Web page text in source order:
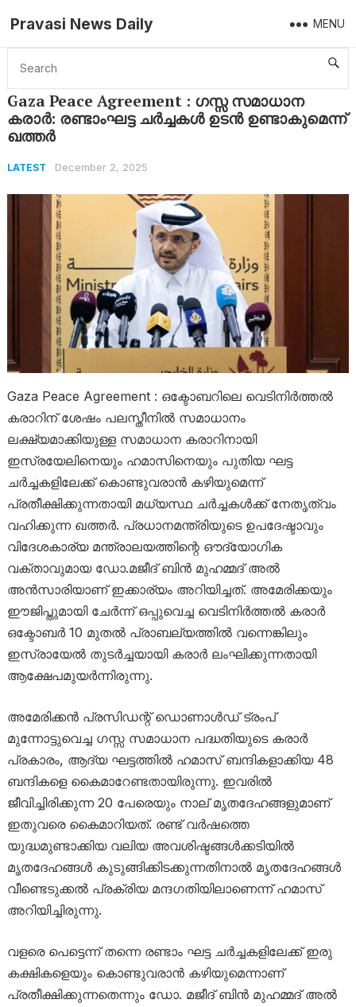
Pravasi News Daily MENU
Home Latest Gaza Peace Agreement : ഗസ്സ സമാധാന കരാർ: രണ്ടാംഘട്ട ചർച്ചകൾ ഉടൻ ഉണ്ടാകുമെന്ന് ഖത്തർ
Gaza Peace Agreement : ഗസ്സ സമാധാന
കരാർ: രണ്ടാംഘട്ട ചർച്ചകൾ ഉടൻ ഉണ്ടാകുമെന്ന്
ഖത്തർ
LATEST December 2, 2025
Gaza Peace Agreement : ഒക്ടോബറിലെ വെടിനിർത്തൽ
കരാറിന് ശേഷം പലസ്തീനിൽ സമാധാനം
ലക്ഷ്യമാക്കിയുള്ള സമാധാന കരാറിനായി
ഇസ്രയേലിനെയും ഹമാസിനെയും പുതിയ ഘട്ട
ചർച്ചകളിലേക്ക് കൊണ്ടുവരാൻ കഴിയുമെന്ന്
പ്രതീക്ഷിക്കുന്നതായി മധ്യസ്ഥ ചർച്ചകൾക്ക് നേതൃത്വം
വഹിക്കുന്ന ഖത്തർ. പ്രധാനമന്ത്രിയുടെ ഉപദേഷ്ടാവും
വിദേശകാര്യ മന്ത്രാലയത്തിന്റെ ഔദ്യോഗിക
വക്താവുമായ ഡോ.മജീദ് ബിൻ മുഹമ്മദ് അൽ
അൻസാരിയാണ് ഇക്കാര്യം അറിയിച്ചത്. അമേരിക്കയും
ഈജിപ്തുമായി ചേർന്ന് ഒപ്പുവെച്ച വെടിനിർത്തൽ കരാർ
ഒക്ടോബർ 10 മുതൽ പ്രാബല്യത്തിൽ വന്നെങ്കിലും
ഇസ്രായേൽ തുടർച്ചയായി കരാർ ലംഘിക്കുന്നതായി
ആക്ഷേപമുയർന്നിരുന്നു.
അമേരിക്കൻ പ്രസിഡന്റ് ഡൊണാൾഡ് ട്രംപ്
മുന്നോട്ടുവെച്ച ഗസ്സ സമാധാന പദ്ധതിയുടെ കരാർ
പ്രകാരം, ആദ്യ ഘട്ടത്തിൽ ഹമാസ് ബന്ദികളാക്കിയ 48
ബന്ദികളെ കൈമാറേണ്ടതായിരുന്നു. ഇവരിൽ
ജീവിച്ചിരിക്കുന്ന 20 പേരെയും നാല് മൃതദേഹങ്ങളുമാണ്
ഇതുവരെ കൈമാറിയത്. രണ്ട് വർഷത്തെ
യുദ്ധമുണ്ടാക്കിയ വലിയ അവശിഷ്ടങ്ങൾക്കടിയിൽ
മൃതദേഹങ്ങൾ കുടുങ്ങിക്കിടക്കുന്നതിനാൽ മൃതദേഹങ്ങൾ
വീണ്ടെടുക്കൽ പ്രക്രിയ മന്ദഗതിയിലാണെന്ന് ഹമാസ്
അറിയിച്ചിരുന്നു.
വളരെ പെട്ടെന്ന് തന്നെ രണ്ടാം ഘട്ട ചർച്ചകളിലേക്ക് ഇരു
കക്ഷികളെയും കൊണ്ടുവരാൻ കഴിയുമെന്നാണ്
പ്രതീക്ഷിക്കുന്നതെന്നും ഡോ. മജീദ് ബിൻ മുഹമ്മദ് അൽ